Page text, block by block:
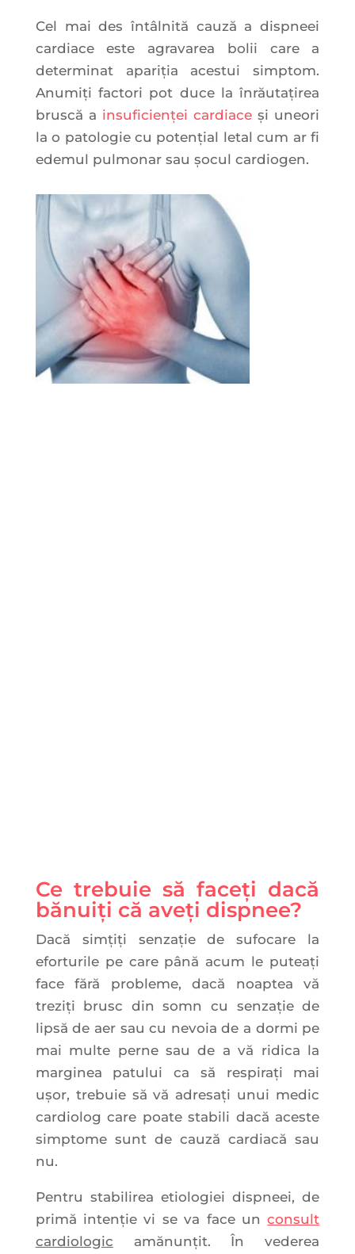
Cel mai des întâlnită cauză a dispneei
cardiace este agravarea bolii care a
determinat apariţia acestui simptom.
Anumiți factori pot duce la înrăutațirea
bruscă a insuficienței cardiace și uneori
la o patologie cu potențial letal cum ar fi
edemul pulmonar sau șocul cardiogen.
Ce trebuie să faceți dacă
bănuiți că aveți dispnee?
Dacă simțiți senzație de sufocare la
eforturile pe care până acum le puteați
face fără probleme, dacă noaptea vă
treziți brusc din somn cu senzație de
lipsă de aer sau cu nevoia de a dormi pe
mai multe perne sau de a vă ridica la
marginea patului ca să respirați mai
ușor, trebuie să vă adresați unui medic
cardiolog care poate stabili dacă aceste
simptome sunt de cauză cardiacă sau
nu.
Pentru stabilirea etiologiei dispneei, de
primă intenție vi se va face unconsult
cardiologic amănunțit. În vederea